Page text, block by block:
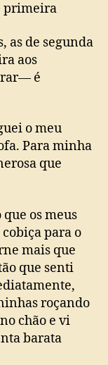
primeira
as de segunda
aos
é
o meu
Para minha
que
os meus
para o
mais que
que senti
roçando
chão e vi
barata